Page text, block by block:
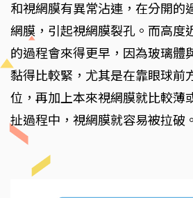
和視網膜有異常沾連，在分開的
網膜，引起視網膜裂孔。而高度
的過程會來得更早，因為玻璃體
黏得比較緊，尤其是在靠眼球前
位，再加上本來視網膜就比較薄
扯過程中，視網膜就容易被拉破。